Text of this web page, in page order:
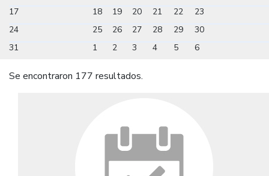
17
18 19 20 21 22
23
24
25 26 27 28 29
30
31
1 2 3 4 5 6
Se encontraron 177 resultados.